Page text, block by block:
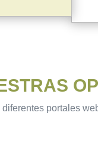
portales